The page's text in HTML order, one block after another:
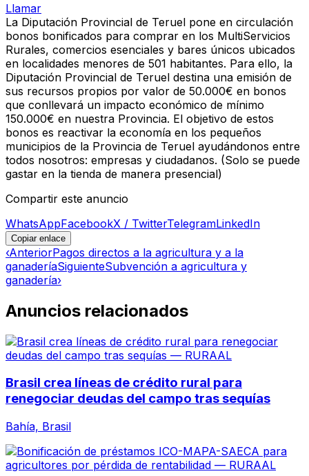
Llamar
La Diputación Provincial de Teruel pone en circulación
bonos bonificados para comprar en los MultiServicios
Rurales, comercios esenciales y bares únicos ubicados
en localidades menores de 501 habitantes. Para ello, la
Diputación Provincial de Teruel destina una emisión de
sus recursos propios por valor de 50.000€ en bonos
que conllevará un impacto económico de mínimo
150.000€ en nuestra Provincia. El objetivo de estos
bonos es reactivar la economía en los pequeños
municipios de la Provincia de Teruel ayudándonos entre
todos nosotros: empresas y ciudadanos. (Solo se puede
gastar en la tienda de manera presencial)
Compartir este anuncio
WhatsAppFacebookX / TwitterTelegramLinkedIn
Copiar enlace
‹AnteriorPagos directos a la agricultura y a la
ganaderíaSiguienteSubvención a agricultura y
ganadería›
Anuncios relacionados
Brasil crea líneas de crédito rural para
renegociar deudas del campo tras sequías
Bahía, Brasil